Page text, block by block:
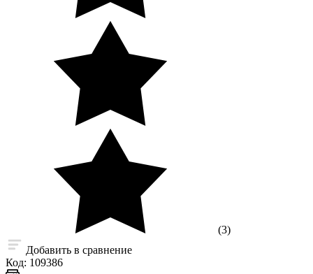
(3)
Добавить в сравнение
Код: 109386